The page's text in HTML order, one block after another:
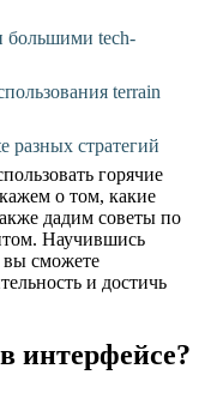
большими tech-
terrain
разных стратегий
горячие
о том, какие
дадим советы по
Научившись
вы сможете
и достичь
интерфейсе?